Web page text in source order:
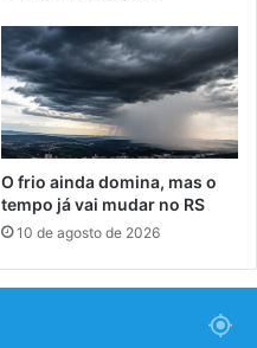
O frio ainda domina, mas o
tempo já vai mudar no RS
10 de agosto de 2026